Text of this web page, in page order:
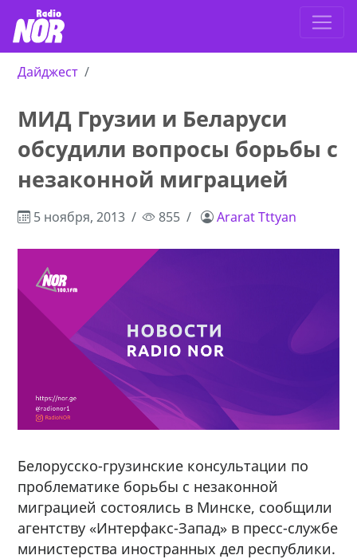
Дайджест
МИД Грузии и Беларуси
обсудили вопросы борьбы с
незаконной миграцией
5 ноября, 2013 855 Ararat Tttyan
Белорусско-грузинские консультации по
проблематике борьбы с незаконной
миграцией состоялись в Минске, сообщили
агентству «Интерфакс-Запад» в пресс-службе
министерства иностранных дел республики.